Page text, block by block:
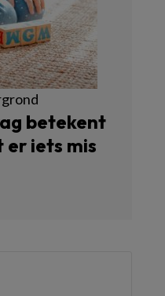
betekent
iets mis